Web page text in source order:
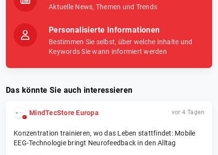
Aktuelle News, Themen und Trends
Personalisierte Informationen
Bestimmen Sie selbst, über welche Inhalte und
Keywords Sie wann informiert werden
Das könnte Sie auch interessieren
MindTecStore Europa vor 4 Tagen
Konzentration trainieren, wo das Leben stattfindet: Mobile
EEG-Technologie bringt Neurofeedback in den Alltag